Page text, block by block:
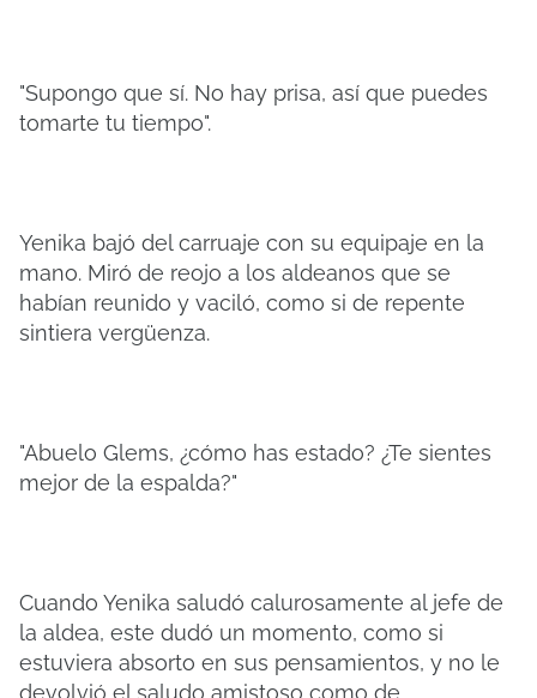
"Supongo que sí. No hay prisa, así que puedes
tomarte tu tiempo".
Yenika bajó del carruaje con su equipaje en la
mano. Miró de reojo a los aldeanos que se
habían reunido y vaciló, como si de repente
sintiera vergüenza.
"Abuelo Glems, ¿cómo has estado? ¿Te sientes
mejor de la espalda?"
Cuando Yenika saludó calurosamente al jefe de
la aldea, este dudó un momento, como si
estuviera absorto en sus pensamientos, y no le
devolvió el saludo amistoso como de